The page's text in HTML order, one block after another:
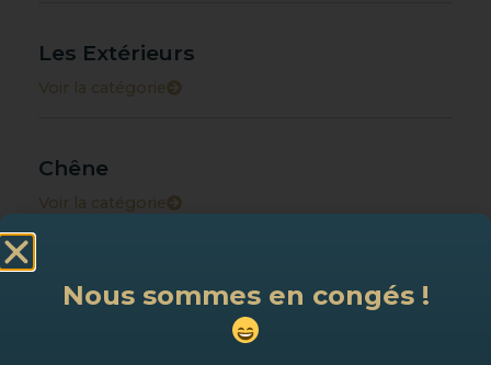
Les Extérieurs
Voir la catégorie
Chêne
Voir la catégorie
Chêne rustique
Nous sommes en congés !